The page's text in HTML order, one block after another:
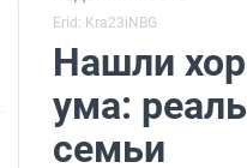
Erid: Kra23iNBG
Нашли
ума:
семьи